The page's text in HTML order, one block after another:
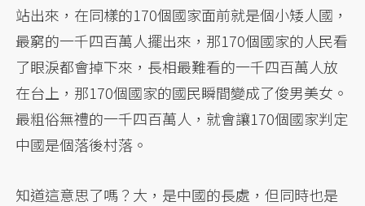
站出來，在同樣的170個國家面前就是個小矮人國，
最窮的一千四百萬人擺出來，那170個國家的人民看
了眼淚都會掉下來，長相最難看的一千四百萬人放
在台上，那170個國家的國民瞬間變成了俊男美女。
最粗俗無禮的一千四百萬人，就會讓170個國家判定
中國是個落後村落。
知道這意思了嗎？大，是中國的長處，但同時也是